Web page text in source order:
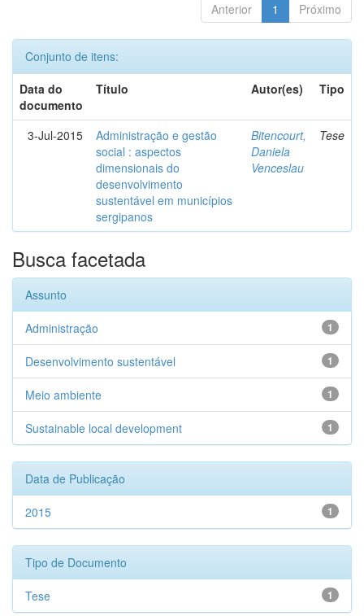
Anterior 1 Próximo
Conjunto de itens:
Data do
documento
Título Autor(es) Tipo
3-Jul-2015
Administração e gestão
social : aspectos
dimensionais do
desenvolvimento
sustentável em municípios
sergipanos
Bitencourt,
Daniela
Venceslau
Tese
Busca facetada
Assunto
1
Administração
1
Desenvolvimento sustentável
1
Meio ambiente
1
Sustainable local development
Data de Publicação
1
2015
Tipo de Documento
1
Tese